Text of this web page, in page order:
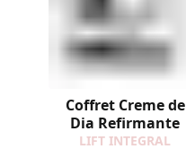
Coffret Creme de
Dia Refirmante
LIFT INTEGRAL